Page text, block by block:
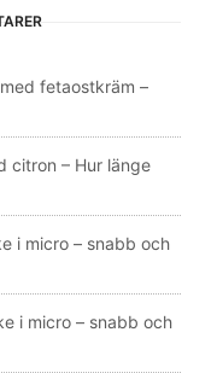
fetaostkräm –
citron – Hur länge
i micro – snabb och
i micro – snabb och